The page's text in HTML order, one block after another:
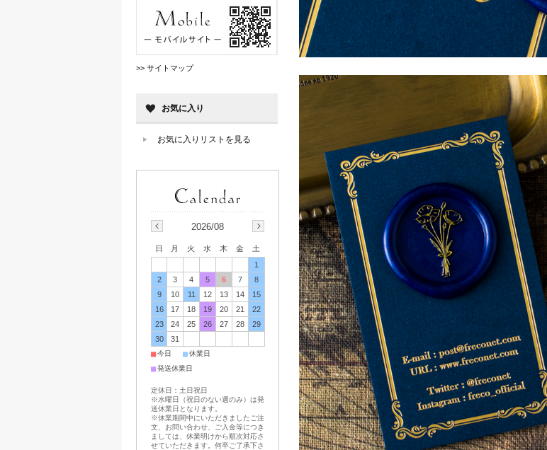
>> サイトマップ
お気に入り
お気に入りリストを見る
2026/08
日 月 火 水 木 金
土
1
2
3 4 5 6 7
8
9
10 11 12 13 14
15
16
17 18 19 20 21
22
23
24 25 26 27 28
29
30
31
■今日 ■休業日
■発送休業日
定休日：土日祝日
※水曜日（祝日のない週のみ）は発
送休業日となります。
※休業期間中にいただきましたご注
文、お問い合わせ、ご入金等につき
ましては、休業明けから順次対応さ
せていただきます。何卒ご了承下さ